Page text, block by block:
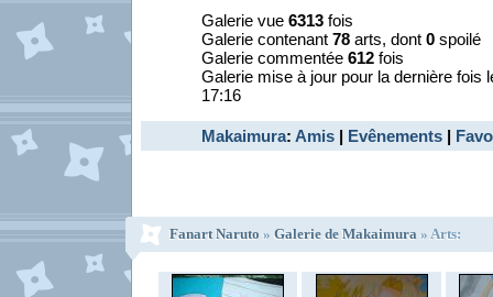
Galerie vue 6313 fois
Galerie contenant 78 arts, dont 0 spoilé
Galerie commentée 612 fois
Galerie mise à jour pour la dernière fois
17:16
Makaimura: Amis | Evênements |
Fanart Naruto » Galerie de Makaimura » Arts: